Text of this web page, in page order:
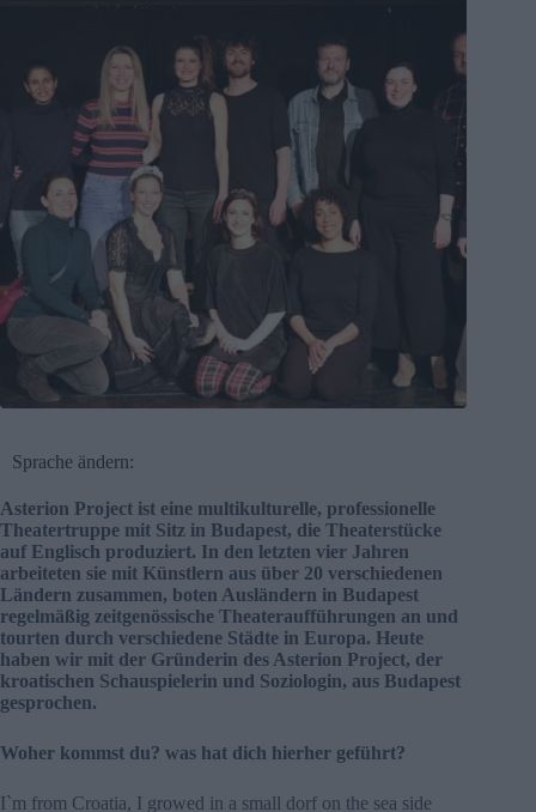
Sprache ändern:
Asterion Project ist eine multikulturelle, professionelle
Theatertruppe mit Sitz in Budapest, die Theaterstücke
auf Englisch produziert. In den letzten vier Jahren
arbeiteten sie mit Künstlern aus über 20 verschiedenen
Ländern zusammen, boten Ausländern in Budapest
regelmäßig zeitgenössische Theateraufführungen an und
tourten durch verschiedene Städte in Europa. Heute
haben wir mit der Gründerin des Asterion Project, der
kroatischen Schauspielerin und Soziologin, aus Budapest
gesprochen.
Woher kommst du? was hat dich hierher geführt?
I`m from Croatia, I growed in a small dorf on the sea side